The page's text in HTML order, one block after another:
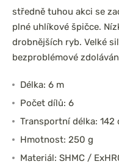
středně tuhou akci se
plné uhlíkové špičce.
drobnějších ryb. Velké
bezproblémové
Délka: 6 m
Počet dílů: 6
Transportní délka: 142
Hmotnost: 250 g
Materiál: SHMC /